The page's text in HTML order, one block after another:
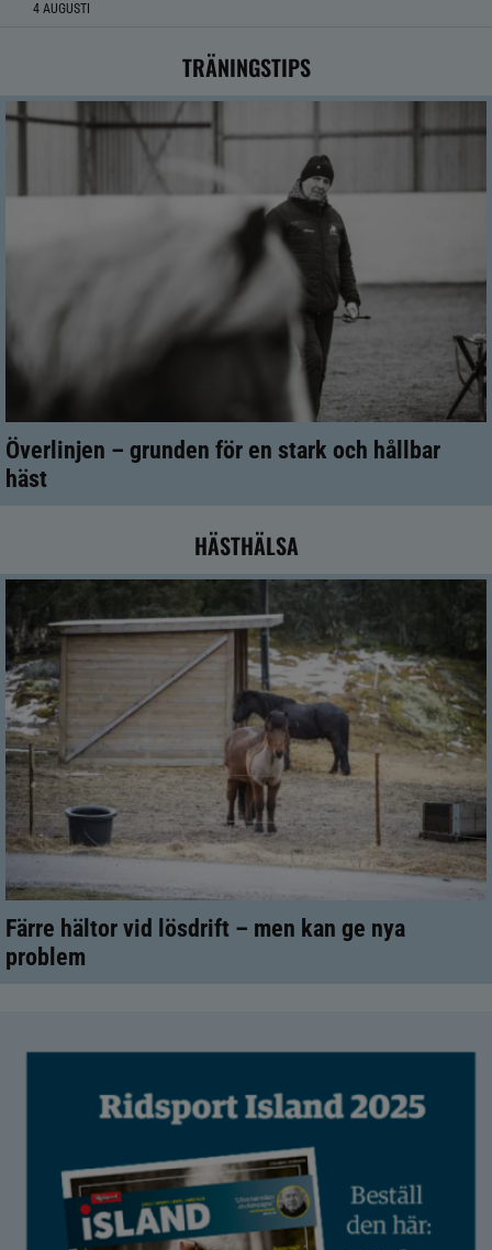
4 AUGUSTI
TRÄNINGSTIPS
Överlinjen – grunden för en stark och hållbar
häst
HÄSTHÄLSA
Färre hältor vid lösdrift – men kan ge nya
problem